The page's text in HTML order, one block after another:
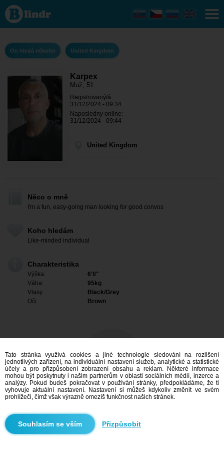
Karpex -
On hledá
někoho
United
On hledá někoho United Kingdom
Karpex
Muž, 51
Registrovaný/á:
31/12/2024 - 09:34
Naposledny online:
31/12/2024 - 09:44
United Kingdom
Něco o mně
I'm a fun, easy-going man looking for good convos
Koho hledám
Like-minded individual
Charakteristika
Výška:
6'0"
Váha:
95kg
Vlasy:
Black/Grey
Oči:
Brown
Mám zájem
Vyhledávání
Tato stránka využívá cookies a jiné technologie sledování na rozlišení
jednotlivých zařízení, na individuální nastavení služeb, analytické a statistické
účely a pro přizpůsobení zobrazení obsahu a reklam. Některé informace
mohou být poskytnuty i našim partnerům v oblasti sociálních médií, inzerce a
analýzy. Pokud budeš pokračovat v používání stránky, předpokládáme, že ti
vyhovuje aktuální nastavení. Nastavení si můžeš kdykoliv změnit ve svém
prohlížeči, čímž však výrazně omezíš funkčnost našich stránek.
Přizpůsobit